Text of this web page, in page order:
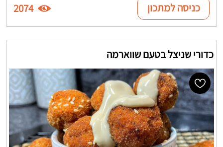
כניסה למתכון 2074
כדורי שניצל בטעם שווארמה